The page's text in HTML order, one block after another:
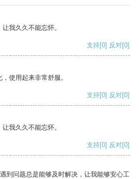
我久久不能忘怀。
支持[0] 反对[0]
使用起来非常舒服。
支持[0] 反对[0]
我久久不能忘怀。
支持[0] 反对[0]
到问题总是能够及时解决，让我能够安心工